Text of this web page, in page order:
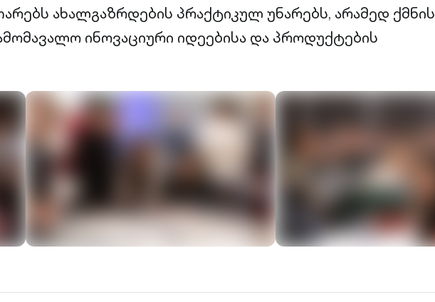
ახალგაზრდების პრაქტიკულ უნარებს, არამედ ქმნის
ინოვაციური იდეებისა და პროდუქტების